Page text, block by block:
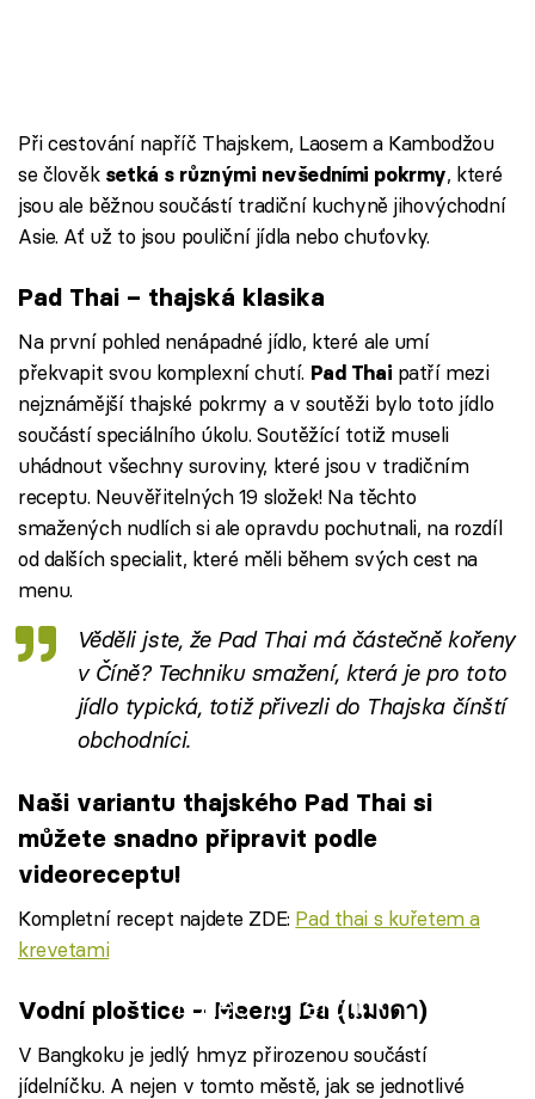
Při cestování napříč Thajskem, Laosem a Kambodžou
se člověksetká s různými nevšedními pokrmy, které
jsou ale běžnou součástí tradiční kuchyně jihovýchodní
Asie. Ať už to jsou pouliční jídla nebo chuťovky.
Pad Thai – thajská klasika
Na první pohled nenápadné jídlo, které ale umí
překvapit svou komplexní chutí. Pad Thai patří mezi
nejznámější thajské pokrmy a v soutěži bylo toto jídlo
součástí speciálního úkolu. Soutěžící totiž museli
uhádnout všechny suroviny, které jsou v tradičním
receptu. Neuvěřitelných 19 složek! Na těchto
smažených nudlích si ale opravdu pochutnali, na rozdíl
od dalších specialit, které měli během svých cest na
menu.
Věděli jste, že Pad Thai má částečně kořeny
v Číně? Techniku smažení, která je pro toto
jídlo typická, totiž přivezli do Thajska čínští
obchodníci.
Naši variantu thajského Pad Thai si
můžete snadno připravit podle
videoreceptu!
Kompletní recept najdete ZDE: Pad thai s kuřetem a
krevetami
Failed to fetch
Vodní ploštice – Maeng Da (แมงดา)
V Bangkoku je jedlý hmyz přirozenou součástí
jídelníčku. A nejen v tomto městě, jak se jednotlivé